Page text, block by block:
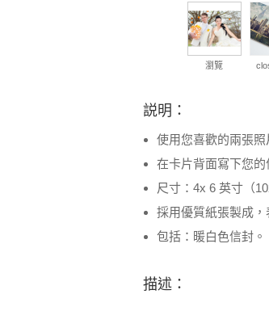
瀏覽
説明：
使用您喜歡的兩張
在卡片背面寫下您的
尺寸：4x 6 英寸（
採用優質紙張製成，
包括：暖白色信封。
描述：